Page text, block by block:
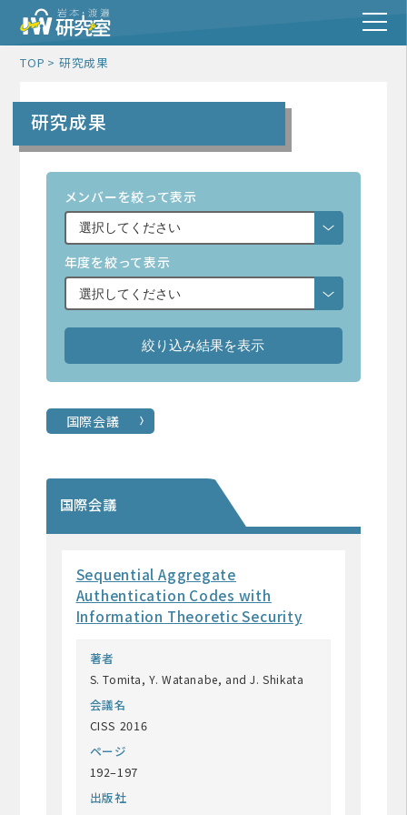
TOP 研究成果
研究成果
メンバーを絞って表示
年度を絞って表示
国際会議
国際会議
Sequential Aggregate
Authentication Codes with
Information Theoretic Security
著者
S. Tomita, Y. Watanabe, and J. Shikata
会議名
CISS 2016
ページ
192–197
出版社